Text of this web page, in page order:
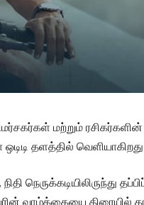
மற்றும்
தளத்தில்
நெருக்கடியிலிருந்து
வாழ்க்கையை திரையில்